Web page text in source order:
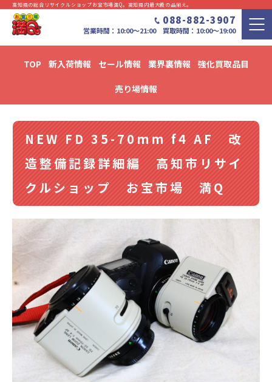
高知県の総合リサイクルショップお宝市場満Q。⾼知県内最⼤級の品揃え。
088-882-3907
営業時間：10:00〜21:00 買取時間：10:00～19:00
TOP 新入荷情報 セール情報 業界裏情報 強化買取品目
売り場情報
新入荷・セール情報・リユース情報 ブログ
NEW FD 35-70mm f4 AF 改
造整備記録詳細編 高知市リサイ
クルショップ お宝市場 満Q